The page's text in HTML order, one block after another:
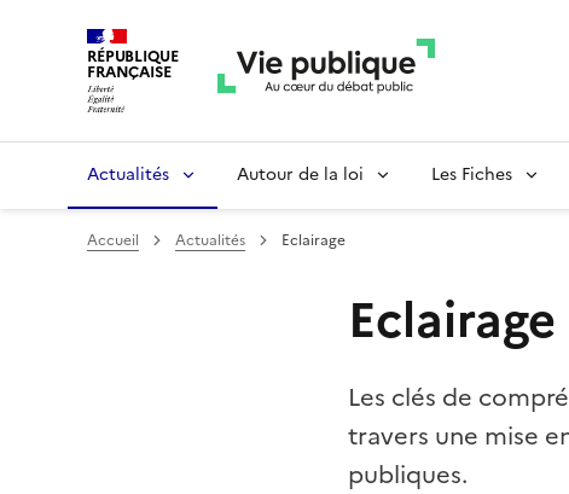
RÉPUBLIQUE
FRANÇAISE
Actualités Autour de la loi Les Fiches
Accueil Actualités Eclairage
Eclairage
Les clés de
travers une mise
publiques.